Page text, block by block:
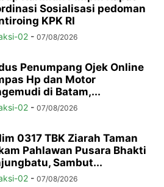
Sosialisasi pedoman
KPK RI
02 - 07/08/2026
Penumpang Ojek Online
Hp dan Motor
di Batam,...
02 - 07/08/2026
0317 TBK Ziarah Taman
Pahlawan Pusara Bhakti
Sambut...
02 - 07/08/2026